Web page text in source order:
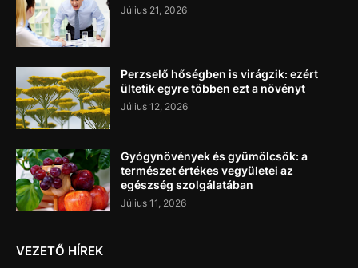
Július 21, 2026
Perzselő hőségben is virágzik: ezért
ültetik egyre többen ezt a növényt
Július 12, 2026
Gyógynövények és gyümölcsök: a
természet értékes vegyületei az
egészség szolgálatában
Július 11, 2026
VEZETŐ HÍREK